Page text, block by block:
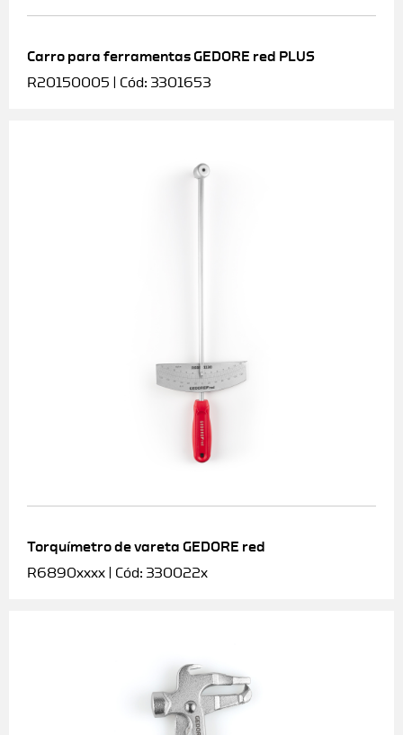
Carro para ferramentas GEDORE red PLUS
R20150005 | Cód: 3301653
Torquímetro de vareta GEDORE red
R6890xxxx | Cód: 330022x